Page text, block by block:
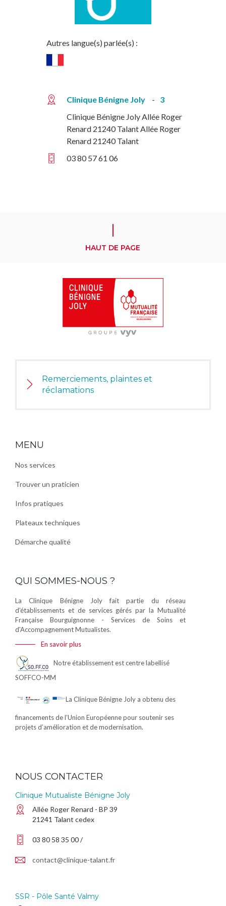
Autres langue(s) parlée(s) :
Clinique Bénigne Joly
3
Clinique Bénigne Joly Allée Roger
Renard 21240 Talant Allée Roger
Renard 21240 Talant
03 80 57 61 06
HAUT DE PAGE
Remerciements, plaintes et
réclamations
MENU
Nos services
Trouver un praticien
Infos pratiques
Plateaux techniques
Démarche qualité
QUI SOMMES-NOUS ?
La Clinique Bénigne Joly fait partie du réseau
d'établissements et de services gérés par la Mutualité
Française Bourguignonne - Services de Soins et
d'Accompagnement Mutualistes.
En savoir plus
Notre établissement est centre labellisé
SOFFCO-MM
La Clinique Bénigne Joly a obtenu des
financements de l’Union Européenne pour soutenir ses
projets d’amélioration et de modernisation.
NOUS CONTACTER
Clinique Mutualiste Bénigne Joly
Allée Roger Renard - BP 39
21241 Talant cedex
03 80 58 35 00 /
contact@clinique-talant.fr
SSR - Pôle Santé Valmy